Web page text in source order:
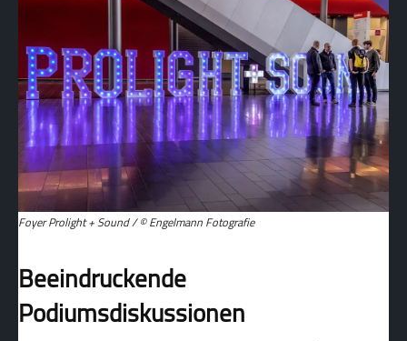
Foyer Prolight + Sound / © Engelmann Fotografie
Beeindruckende
Podiumsdiskussionen